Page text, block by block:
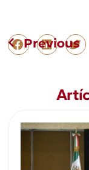
Previous